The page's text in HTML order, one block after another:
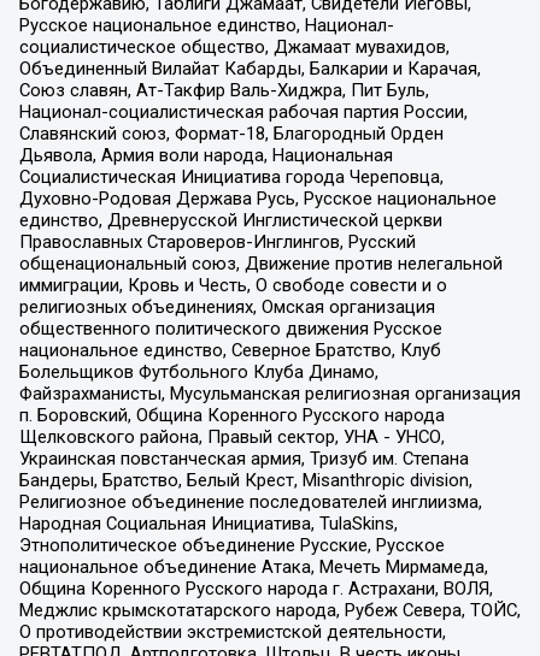
Русское национальное единство, Национал-
социалистическое общество, Джамаат мувахидов,
Объединенный Вилайат Кабарды, Балкарии и Карачая,
Союз славян, Ат-Такфир Валь-Хиджра, Пит Буль,
Национал-социалистическая рабочая партия России,
Славянский союз, Формат-18, Благородный Орден
Дьявола, Армия воли народа, Национальная
Социалистическая Инициатива города Череповца,
Духовно-Родовая Держава Русь, Русское национальное
единство, Древнерусской Инглистической церкви
Православных Староверов-Инглингов, Русский
общенациональный союз, Движение против нелегальной
иммиграции, Кровь и Честь, О свободе совести и о
религиозных объединениях, Омская организация
общественного политического движения Русское
национальное единство, Северное Братство, Клуб
Болельщиков Футбольного Клуба Динамо,
Файзрахманисты, Мусульманская религиозная организация
п. Боровский, Община Коренного Русского народа
Щелковского района, Правый сектор, УНА - УНСО,
Украинская повстанческая армия, Тризуб им. Степана
Бандеры, Братство, Белый Крест, Misanthropic division,
Религиозное объединение последователей инглиизма,
Народная Социальная Инициатива, TulaSkins,
Этнополитическое объединение Русские, Русское
национальное объединение Атака, Мечеть Мирмамеда,
Община Коренного Русского народа г. Астрахани, ВОЛЯ,
Меджлис крымскотатарского народа, Рубеж Севера, ТОЙС,
О противодействии экстремистской деятельности,